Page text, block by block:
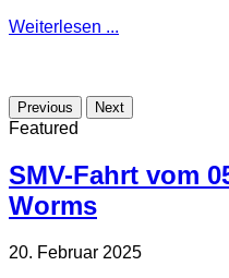
Weiterlesen ...
Previous Next
Featured
SMV-Fahrt vom
Worms
20. Februar 2025